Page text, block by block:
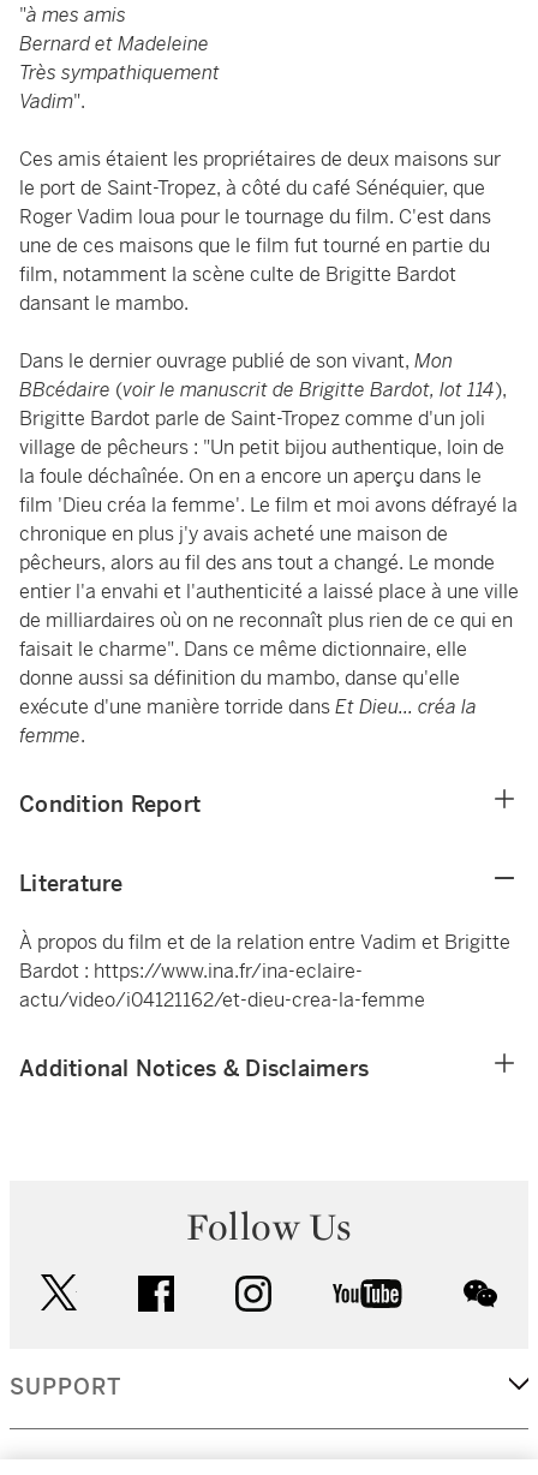
"à mes amis
Bernard et Madeleine
Très sympathiquement
Vadim".
Ces amis étaient les propriétaires de deux maisons sur
le port de Saint-Tropez, à côté du café Sénéquier, que
Roger Vadim loua pour le tournage du film. C'est dans
une de ces maisons que le film fut tourné en partie du
film, notamment la scène culte de Brigitte Bardot
dansant le mambo.
Dans le dernier ouvrage publié de son vivant, Mon
BBcédaire (voir le manuscrit de Brigitte Bardot, lot 114),
Brigitte Bardot parle de Saint-Tropez comme d'un joli
village de pêcheurs : "Un petit bijou authentique, loin de
la foule déchaînée. On en a encore un aperçu dans le
film 'Dieu créa la femme'. Le film et moi avons défrayé la
chronique en plus j'y avais acheté une maison de
pêcheurs, alors au fil des ans tout a changé. Le monde
entier l'a envahi et l'authenticité a laissé place à une ville
de milliardaires où on ne reconnaît plus rien de ce qui en
faisait le charme". Dans ce même dictionnaire, elle
donne aussi sa définition du mambo, danse qu'elle
exécute d'une manière torride dansEt Dieu... créa la
femme.
Condition Report
Literature
À propos du film et de la relation entre Vadim et Brigitte
Bardot : https://www.ina.fr/ina-eclaire-
actu/video/i04121162/et-dieu-crea-la-femme
Additional Notices & Disclaimers
Follow Us
facebook instagram youtube
SUPPORT